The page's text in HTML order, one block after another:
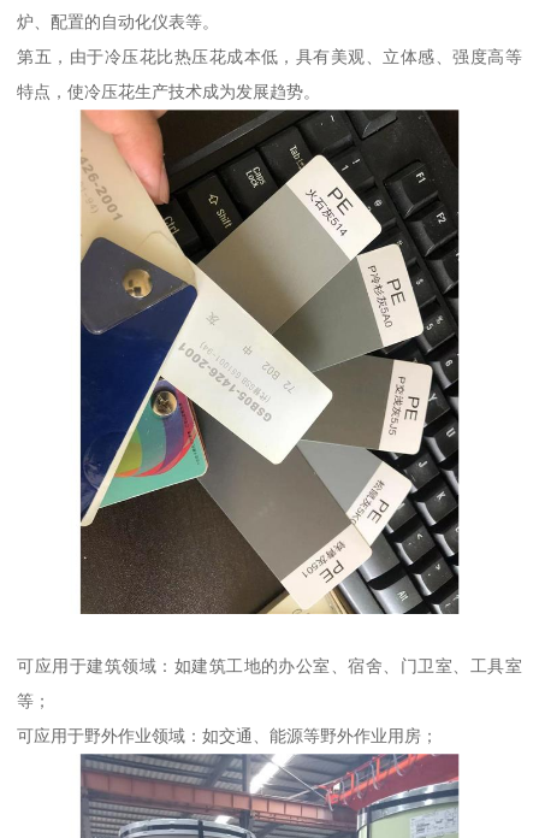
炉、配置的自动化仪表等。
第五，由于冷压花比热压花成本低，具有美观、立体感、强度高等
特点，使冷压花生产技术成为发展趋势。
可应用于建筑领域：如建筑工地的办公室、宿舍、门卫室、工具室
等；
可应用于野外作业领域：如交通、能源等野外作业用房；